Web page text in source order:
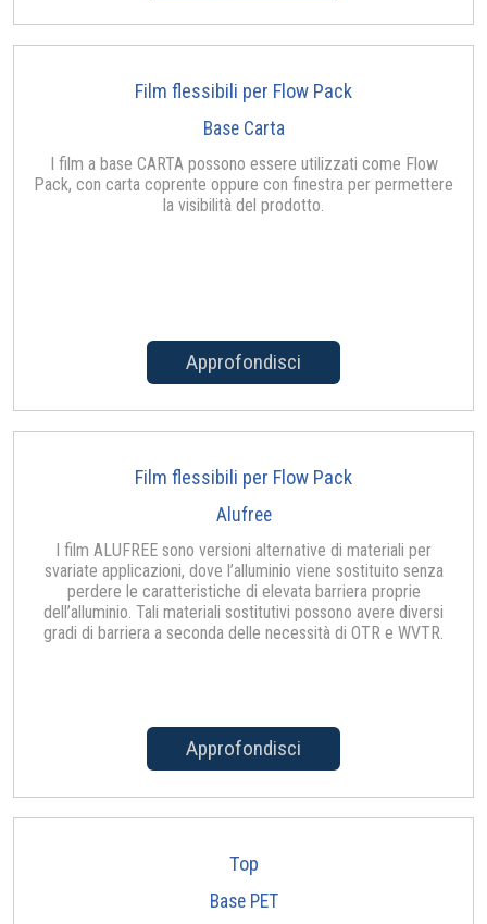
Film flessibili per Flow Pack
Base Carta
I film a base CARTA possono essere utilizzati come Flow
Pack, con carta coprente oppure con finestra per permettere
la visibilità del prodotto.
Approfondisci
Film flessibili per Flow Pack
Alufree
I film ALUFREE sono versioni alternative di materiali per
svariate applicazioni, dove l’alluminio viene sostituito senza
perdere le caratteristiche di elevata barriera proprie
dell’alluminio. Tali materiali sostitutivi possono avere diversi
gradi di barriera a seconda delle necessità di OTR e WVTR.
Approfondisci
Top
Base PET